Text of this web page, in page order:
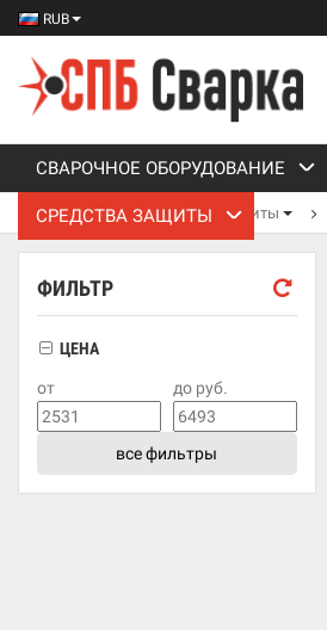
RUB
СВАРОЧНОЕ ОБОРУДОВАНИЕ
СРЕДСТВА ЗАЩИТЫ
СПБ Сварка Средства защиты
ФИЛЬТР
ЦЕНА
от до руб.
все фильтры